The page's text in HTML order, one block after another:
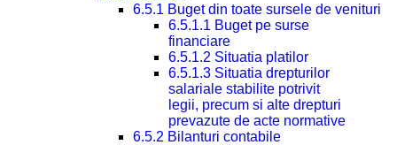
6.5.1 Buget din toate sursele de venituri
6.5.1.1 Buget pe surse
financiare
6.5.1.2 Situatia platilor
6.5.1.3 Situatia drepturilor
salariale stabilite potrivit
legii, precum si alte drepturi
prevazute de acte normative
6.5.2 Bilanturi contabile